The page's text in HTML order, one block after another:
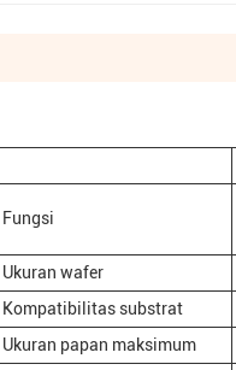
Fungsi
Ukuran wafer
Kompatibilitas substrat
Ukuran papan maksimum